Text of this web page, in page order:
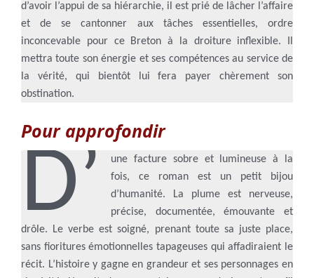
d’avoir l’appui de sa hiérarchie, il est prié de lâcher l’affaire
et de se cantonner aux tâches essentielles, ordre
inconcevable pour ce Breton à la droiture inflexible. Il
mettra toute son énergie et ses compétences au service de
la vérité, qui bientôt lui fera payer chèrement son
obstination.
Pour approfondir
D’
une facture sobre et lumineuse à la
fois, ce roman est un petit bijou
d’humanité. La plume est nerveuse,
précise, documentée, émouvante et
drôle. Le verbe est soigné, prenant toute sa juste place,
sans fioritures émotionnelles tapageuses qui affadiraient le
récit. L’histoire y gagne en grandeur et ses personnages en